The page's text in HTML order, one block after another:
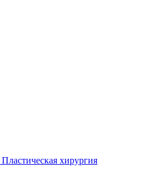
Пластическая хирургия